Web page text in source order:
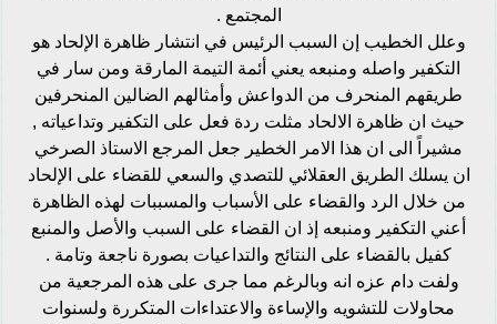
المجتمع .
وعلل الخطيب إن السبب الرئيس في انتشار ظاهرة الإلحاد هو
التكفير واصله ومنبعه يعني أئمة التيمة المارقة ومن سار في
طريقهم المنحرف من الدواعش وأمثالهم الضالين المنحرفين
حيث ان ظاهرة الالحاد مثلت ردة فعل على التكفير وتداعياته ,
مشيراً الى ان هذا الامر الخطير جعل المرجع الاستاذ الصرخي
ان يسلك الطريق العقلائي للتصدي والسعي للقضاء على الإلحاد
من خلال الرد والقضاء على الأسباب والمسببات لهذه الظاهرة
أعني التكفير ومنبعه إذ ان القضاء على السبب والأصل والمنبع
كفيل بالقضاء على النتائج والتداعيات بصورة ناجعة وتامة .
ولفت دام عزه انه وبالرغم مما جرى على هذه المرجعية من
محاولات للتشويه والإساءة والاعتداءات المتكررة ولسنوات